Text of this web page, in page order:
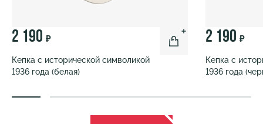
2 190 ₽
Кепка с исторической символикой
1936 года (белая)
2 190 ₽
Кепка с
1936 года